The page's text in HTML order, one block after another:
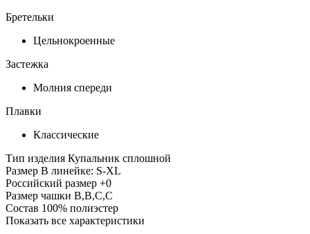
Бретельки
Цельнокроенные
Застежка
Молния спереди
Плавки
Классические
Тип изделия Купальник сплошной
Размер В линейке: S-XL
Российский размер +0
Размер чашки B,B,C,C
Состав 100% полиэстер
Показать все характеристики